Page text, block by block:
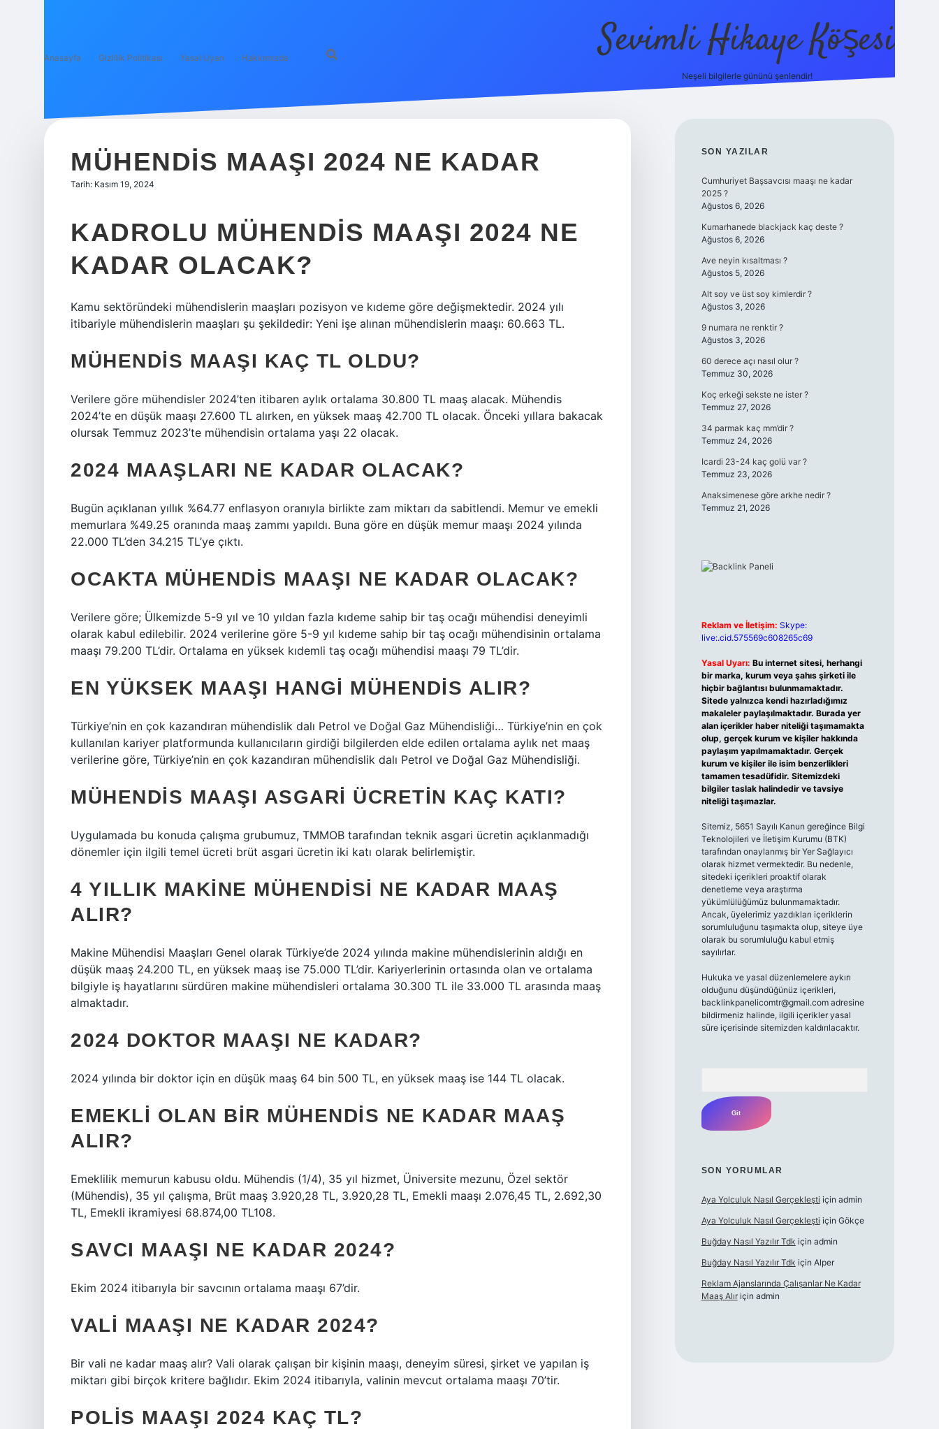
Anasayfa Gizlilik Politikası Yasal Uyarı Hakkımızda Sevimli Hikaye Köşesi
Neşeli bilgilerle gününü şenlendir!
MÜHENDIS MAAŞI 2024 NE KADAR
Tarih: Kasım 19, 2024
KADROLU MÜHENDIS MAAŞI 2024 NE
KADAR OLACAK?
Kamu sektöründeki mühendislerin maaşları pozisyon ve kıdeme göre değişmektedir. 2024 yılı
itibariyle mühendislerin maaşları şu şekildedir: Yeni işe alınan mühendislerin maaşı: 60.663 TL.
MÜHENDIS MAAŞI KAÇ TL OLDU?
Verilere göre mühendisler 2024’ten itibaren aylık ortalama 30.800 TL maaş alacak. Mühendis
2024’te en düşük maaşı 27.600 TL alırken, en yüksek maaş 42.700 TL olacak. Önceki yıllara bakacak
olursak Temmuz 2023’te mühendisin ortalama yaşı 22 olacak.
2024 MAAŞLARI NE KADAR OLACAK?
Bugün açıklanan yıllık %64.77 enflasyon oranıyla birlikte zam miktarı da sabitlendi. Memur ve emekli
memurlara %49.25 oranında maaş zammı yapıldı. Buna göre en düşük memur maaşı 2024 yılında
22.000 TL’den 34.215 TL’ye çıktı.
OCAKTA MÜHENDIS MAAŞI NE KADAR OLACAK?
Verilere göre; Ülkemizde 5-9 yıl ve 10 yıldan fazla kıdeme sahip bir taş ocağı mühendisi deneyimli
olarak kabul edilebilir. 2024 verilerine göre 5-9 yıl kıdeme sahip bir taş ocağı mühendisinin ortalama
maaşı 79.200 TL’dir. Ortalama en yüksek kıdemli taş ocağı mühendisi maaşı 79 TL’dir.
EN YÜKSEK MAAŞI HANGI MÜHENDIS ALIR?
Türkiye’nin en çok kazandıran mühendislik dalı Petrol ve Doğal Gaz Mühendisliği… Türkiye’nin en çok
kullanılan kariyer platformunda kullanıcıların girdiği bilgilerden elde edilen ortalama aylık net maaş
verilerine göre, Türkiye’nin en çok kazandıran mühendislik dalı Petrol ve Doğal Gaz Mühendisliği.
MÜHENDIS MAAŞI ASGARI ÜCRETIN KAÇ KATI?
Uygulamada bu konuda çalışma grubumuz, TMMOB tarafından teknik asgari ücretin açıklanmadığı
dönemler için ilgili temel ücreti brüt asgari ücretin iki katı olarak belirlemiştir.
4 YILLIK MAKINE MÜHENDISI NE KADAR MAAŞ
ALIR?
Makine Mühendisi Maaşları Genel olarak Türkiye’de 2024 yılında makine mühendislerinin aldığı en
düşük maaş 24.200 TL, en yüksek maaş ise 75.000 TL’dir. Kariyerlerinin ortasında olan ve ortalama
bilgiyle iş hayatlarını sürdüren makine mühendisleri ortalama 30.300 TL ile 33.000 TL arasında maaş
almaktadır.
2024 DOKTOR MAAŞI NE KADAR?
2024 yılında bir doktor için en düşük maaş 64 bin 500 TL, en yüksek maaş ise 144 TL olacak.
EMEKLI OLAN BIR MÜHENDIS NE KADAR MAAŞ
ALIR?
Emeklilik memurun kabusu oldu. Mühendis (1/4), 35 yıl hizmet, Üniversite mezunu, Özel sektör
(Mühendis), 35 yıl çalışma, Brüt maaş 3.920,28 TL, 3.920,28 TL, Emekli maaşı 2.076,45 TL, 2.692,30
TL, Emekli ikramiyesi 68.874,00 TL108.
SAVCI MAAŞI NE KADAR 2024?
Ekim 2024 itibarıyla bir savcının ortalama maaşı 67’dir.
VALI MAAŞI NE KADAR 2024?
Bir vali ne kadar maaş alır? Vali olarak çalışan bir kişinin maaşı, deneyim süresi, şirket ve yapılan iş
miktarı gibi birçok kritere bağlıdır. Ekim 2024 itibarıyla, valinin mevcut ortalama maaşı 70’tir.
POLIS MAAŞI 2024 KAÇ TL?
SIDEBAR
SON YAZILAR
Cumhuriyet Başsavcısı maaşı ne kadar
2025 ?
Ağustos 6, 2026
Kumarhanede blackjack kaç deste ?
Ağustos 6, 2026
Ave neyin kısaltması ?
Ağustos 5, 2026
Alt soy ve üst soy kimlerdir ?
Ağustos 3, 2026
9 numara ne renktir ?
Ağustos 3, 2026
60 derece açı nasıl olur ?
Temmuz 30, 2026
Koç erkeği sekste ne ister ?
Temmuz 27, 2026
34 parmak kaç mm’dir ?
Temmuz 24, 2026
Icardi 23-24 kaç golü var ?
Temmuz 23, 2026
Anaksimenese göre arkhe nedir ?
Temmuz 21, 2026
Reklam ve İletişim: Skype:
live:.cid.575569c608265c69
Yasal Uyarı: Bu internet sitesi, herhangi
bir marka, kurum veya şahıs şirketi ile
hiçbir bağlantısı bulunmamaktadır.
Sitede yalnızca kendi hazırladığımız
makaleler paylaşılmaktadır. Burada yer
alan içerikler haber niteliği taşımamakta
olup, gerçek kurum ve kişiler hakkında
paylaşım yapılmamaktadır. Gerçek
kurum ve kişiler ile isim benzerlikleri
tamamen tesadüfidir. Sitemizdeki
bilgiler taslak halindedir ve tavsiye
niteliği taşımazlar.
Sitemiz, 5651 Sayılı Kanun gereğince Bilgi
Teknolojileri ve İletişim Kurumu (BTK)
tarafından onaylanmış bir Yer Sağlayıcı
olarak hizmet vermektedir. Bu nedenle,
sitedeki içerikleri proaktif olarak
denetleme veya araştırma
yükümlülüğümüz bulunmamaktadır.
Ancak, üyelerimiz yazdıkları içeriklerin
sorumluluğunu taşımakta olup, siteye üye
olarak bu sorumluluğu kabul etmiş
sayılırlar.
Hukuka ve yasal düzenlemelere aykırı
olduğunu düşündüğünüz içerikleri,
backlinkpanelicomtr@gmail.com adresine
bildirmeniz halinde, ilgili içerikler yasal
süre içerisinde sitemizden kaldırılacaktır.
SON YORUMLAR
Aya Yolculuk Nasıl Gerçekleşti için admin
Aya Yolculuk Nasıl Gerçekleşti için Gökçe
Buğday Nasıl Yazılır Tdk için admin
Buğday Nasıl Yazılır Tdk için Alper
Reklam Ajanslarında Çalışanlar Ne Kadar
Maaş Alıriçin admin